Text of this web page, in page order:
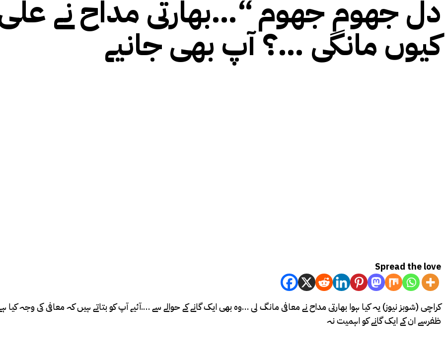
کیوں مانگی …؟ آپ بھی جانیے
Spread the love
کراچی (شوبز نیوز) یہ کیا ہوا بھارتی مداح نے معافی مانگ لی …وہ بھی ایک گانے کے حوالے سے ….آئیے آپ کو بتاتے ہیں کہ معافی کی وجہ
ظفرسے ان کے ایک گانے کو اہمیت نہ